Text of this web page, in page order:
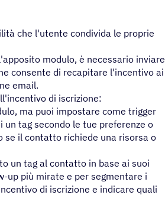
che l'utente condivida le proprie
modulo, è necessario inviare
consente di recapitare l'incentivo ai
email.
di iscrizione:
ma puoi impostare come trigger
tag secondo le tue preferenze o
se il contatto richiede una risorsa o
un tag al contatto in base ai suoi
up più mirate e per segmentare i
di iscrizione e indicare quali